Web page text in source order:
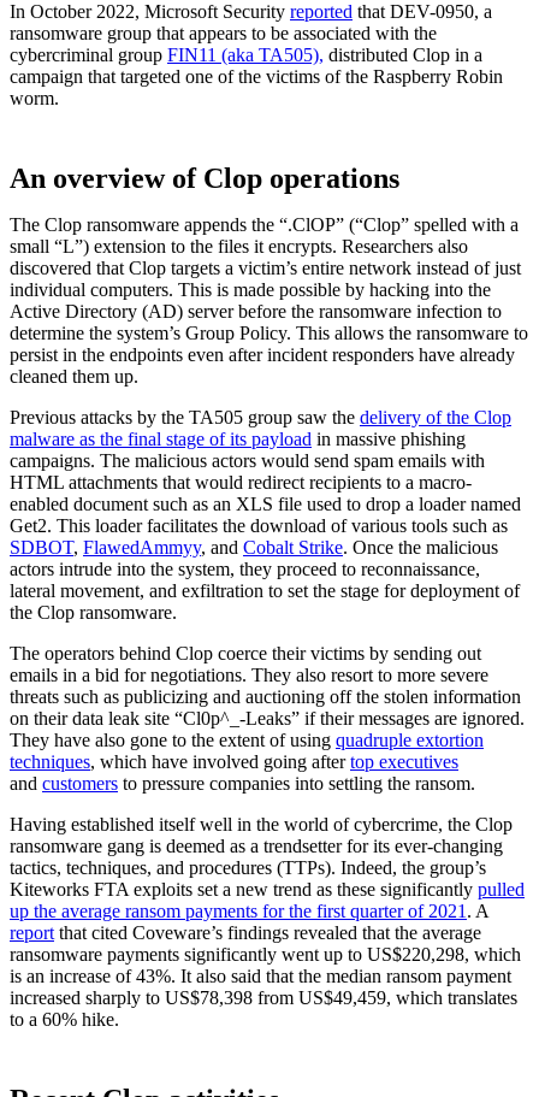
In October 2022, Microsoft Security reported that DEV-0950, a
ransomware group that appears to be associated with the
cybercriminal group FIN11 (aka TA505), distributed Clop in a
campaign that targeted one of the victims of the Raspberry Robin
worm.
An overview of Clop operations
The Clop ransomware appends the “.ClOP” (“Clop” spelled with a
small “L”) extension to the files it encrypts. Researchers also
discovered that Clop targets a victim’s entire network instead of just
individual computers. This is made possible by hacking into the
Active Directory (AD) server before the ransomware infection to
determine the system’s Group Policy. This allows the ransomware to
persist in the endpoints even after incident responders have already
cleaned them up.
Previous attacks by the TA505 group saw the delivery of the Clop
malware as the final stage of its payload in massive phishing
campaigns. The malicious actors would send spam emails with
HTML attachments that would redirect recipients to a macro-
enabled document such as an XLS file used to drop a loader named
Get2. This loader facilitates the download of various tools such as
SDBOT, FlawedAmmyy, and Cobalt Strike. Once the malicious
actors intrude into the system, they proceed to reconnaissance,
lateral movement, and exfiltration to set the stage for deployment of
the Clop ransomware.
The operators behind Clop coerce their victims by sending out
emails in a bid for negotiations. They also resort to more severe
threats such as publicizing and auctioning off the stolen information
on their data leak site “Cl0p^_-Leaks” if their messages are ignored.
They have also gone to the extent of using quadruple extortion
techniques, which have involved going aftertop executives
and customers to pressure companies into settling the ransom.
Having established itself well in the world of cybercrime, the Clop
ransomware gang is deemed as a trendsetter for its ever-changing
tactics, techniques, and procedures (TTPs). Indeed, the group’s
Kiteworks FTA exploits set a new trend as these significantly pulled
up the average ransom payments for the first quarter of 2021 . A
report that cited Coveware’s findings revealed that the average
ransomware payments significantly went up to US$220,298, which
is an increase of 43%. It also said that the median ransom payment
increased sharply to US$78,398 from US$49,459, which translates
to a 60% hike.